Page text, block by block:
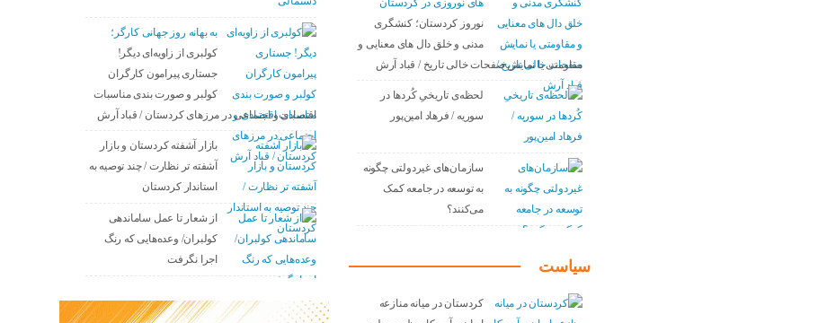
های نوروزی در کردستان
نوروز کردستان؛ کنشگری
مدنی و خلق دال های معنایی و
مقاومتی یا نمایش صفحات خالی تاریخ / قباد آرش
لحظه‌ی تاریخیِ کُردها در
سوریه / فرهاد امین‌پور
سازمان‌های غیردولتی چگونه
به توسعه در جامعه کمک
می‌کنند؟
سیاست
کردستان در میانه منازعە
به بهانه روز جهانی کارگر؛
کولبری از زاویه‌ای دیگر!
جستاری پیرامون کارگران
کولبر و صورت بندی مناسبات
اقتصادی و اجتماعی در مرزهای کردستان / قباد آرش
بازار آشفته کردستان و بازار
آشفته­ تر نظارت / چند توصیه به
استاندار کردستان
از شعار تا عمل ساماندهی
کولبران/ وعده‌هایی که رنگ
اجرا نگرفت